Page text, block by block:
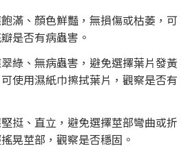
飽滿、顏色鮮豔，無損傷或枯萎，可
是否有病蟲害。
翠綠、無病蟲害，避免選擇葉片發黃
使用濕紙巾擦拭葉片，觀察是否有
堅挺、直立，避免選擇莖部彎曲或折
晃莖部，觀察是否穩固。